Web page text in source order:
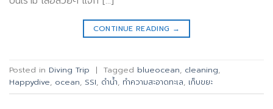
CONTINUE READING →
Posted in Diving Trip | Tagged blueocean, cleaning,
Happydive, ocean, SSI, ดำน้ำ, ทำความสะอาดทะเล, เก็บขยะ